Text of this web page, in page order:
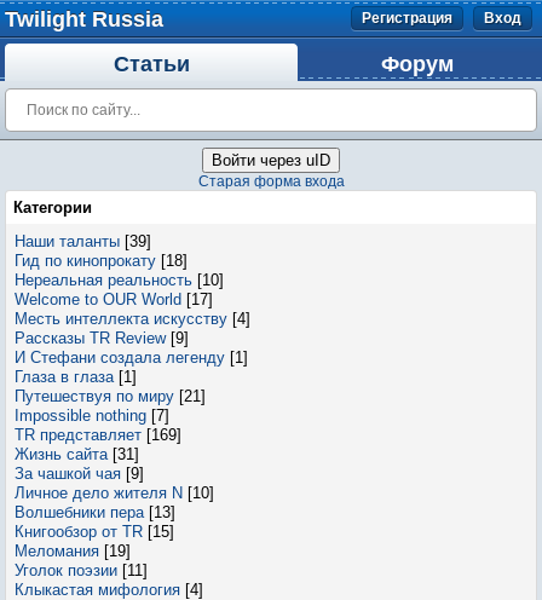
Twilight Russia Регистрация Вход
Статьи Форум
Войти через uID
Старая форма входа
Категории
Наши таланты [39]
Гид по кинопрокату [18]
Нереальная реальность [10]
Welcome to OUR World [17]
Месть интеллекта искусству [4]
Рассказы TR Review [9]
И Стефани создала легенду [1]
Глаза в глаза [1]
Путешествуя по миру [21]
Impossible nothing [7]
TR представляет [169]
Жизнь сайта [31]
За чашкой чая [9]
Личное дело жителя N [10]
Волшебники пера [13]
Книгообзор от TR [15]
Меломания [19]
Уголок поэзии [11]
Клыкастая мифология [4]